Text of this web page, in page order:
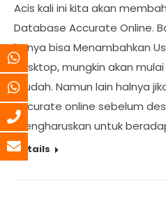
Acis kali ini kita akan
Database Accurate Online.
hanya bisa Menambahkan
Desktop, mungkin akan
mudah. Namun lain halnya
accurate online sebelum
mengharuskan untuk
Details